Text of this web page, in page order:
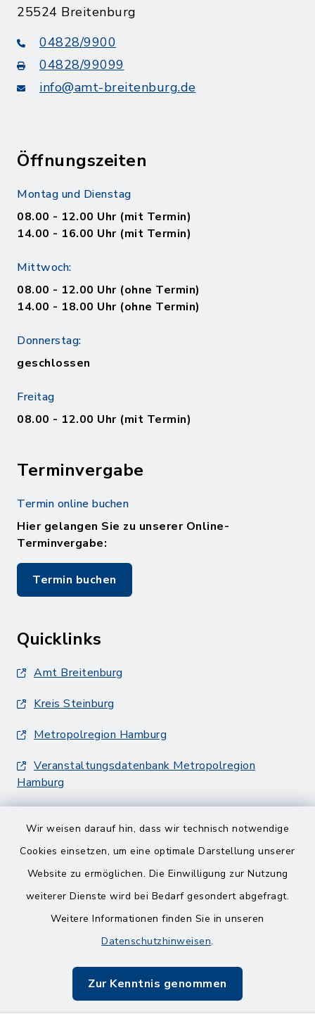
Wir weisen darauf hin, dass wir technisch notwendige
Cookies einsetzen, um eine optimale Darstellung unserer
Website zu ermöglichen. Die Einwilligung zur Nutzung
weiterer Dienste wird bei Bedarf gesondert abgefragt.
Weitere Informationen finden Sie in unseren
Datenschutzhinweisen.
Zur Kenntnis genommen
25524 Breitenburg
04828/9900
04828/99099
info@amt-breitenburg.de
Öffnungszeiten
Montag und Dienstag
08.00 - 12.00 Uhr (mit Termin)
14.00 - 16.00 Uhr (mit Termin)
Mittwoch:
08.00 - 12.00 Uhr (ohne Termin)
14.00 - 18.00 Uhr (ohne Termin)
Donnerstag:
geschlossen
Freitag
08.00 - 12.00 Uhr (mit Termin)
Terminvergabe
Termin online buchen
Hier gelangen Sie zu unserer Online-
Terminvergabe:
Termin buchen
Quicklinks
Amt Breitenburg
Kreis Steinburg
Metropolregion Hamburg
Veranstaltungsdatenbank Metropolregion
Hamburg
Barrierefreiheit
Impressum